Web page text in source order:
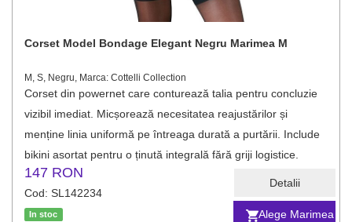
Alege Marimea
Detalii
Corset Model Bondage Elegant Negru Marimea M
M, S, Negru, Marca: Cottelli Collection
Corset din powernet care conturează talia pentru concluzie
vizibil imediat. Micșorează necesitatea reajustărilor și
menține linia uniformă pe întreaga durată a purtării. Include
bikini asortat pentru o ținută integrală fără griji logistice.
147 RON
Cod: SL142234
In stoc